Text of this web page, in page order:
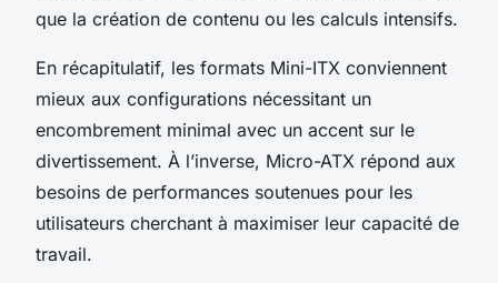
que la création de contenu ou les calculs intensifs.
En récapitulatif, les formats Mini-ITX conviennent
mieux aux configurations nécessitant un
encombrement minimal avec un accent sur le
divertissement. À l’inverse, Micro-ATX répond aux
besoins de performances soutenues pour les
utilisateurs cherchant à maximiser leur capacité de
travail.